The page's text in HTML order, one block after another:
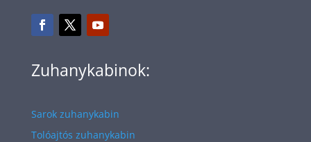
Zuhanykabinok:
Sarok zuhanykabin
Tolóajtós zuhanykabin